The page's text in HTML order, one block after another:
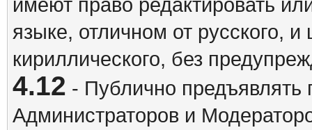
языке, отличном от русского,
кириллического, без
4.12 - Публично предъявлять
Администраторов и